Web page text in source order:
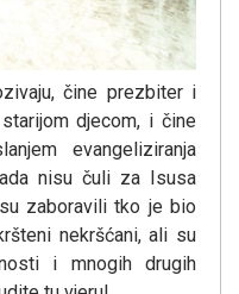
čine prezbiter i
djecom, i čine
evangeliziranja
nisu čuli za Isusa
zaboravili tko je bio
nekršćani, ali su
i mnogih drugih